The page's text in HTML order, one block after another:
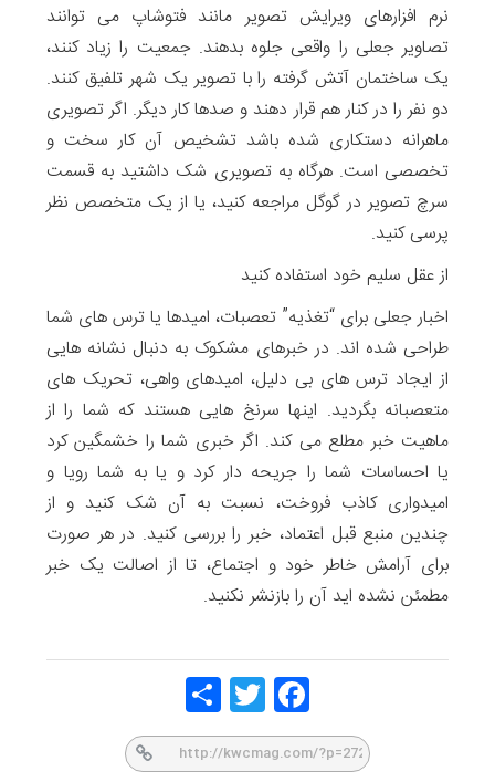
نرم افزارهای ویرایش تصویر مانند فتوشاپ می توانند
تصاویر جعلی را واقعی جلوه بدهند. جمعیت را زیاد کنند،
یک ساختمان آتش گرفته را با تصویر یک شهر تلفیق کنند.
دو نفر را در کنار هم قرار دهند و صدها کار دیگر. اگر تصویری
ماهرانه دستکاری شده باشد تشخیص آن کار سخت و
تخصصی است. هرگاه به تصویری شک داشتید به قسمت
سرچ تصویر در گوگل مراجعه کنید، یا از یک متخصص نظر
پرسی کنید.
از عقل سلیم خود استفاده کنید
اخبار جعلی برای “تغذیه” تعصبات، امیدها یا ترس های شما
طراحی شده اند. در خبرهای مشکوک به دنبال نشانه هایی
از ایجاد ترس های بی دلیل، امیدهای واهی، تحریک های
متعصبانه بگردید. اینها سرنخ هایی هستند که شما را از
ماهیت خبر مطلع می کند. اگر خبری شما را خشمگین کرد
یا احساسات شما را جریحه دار کرد و یا به شما رویا و
امیدواری کاذب فروخت، نسبت به آن شک کنید و از
چندین منبع قبل اعتماد، خبر را بررسی کنید. در هر صورت
برای آرامش خاطر خود و اجتماع، تا از اصالت یک خبر
مطمئن نشده اید آن را بازنشر نکنید.
Face
Twitt